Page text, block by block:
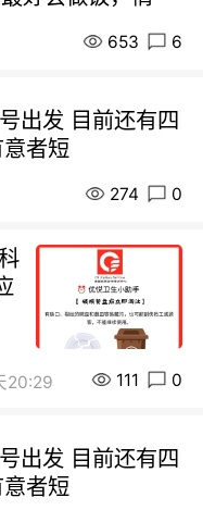
653 6
出发 目前还有四
者短
274 0
20:29 111 0
出发 目前还有四
者短